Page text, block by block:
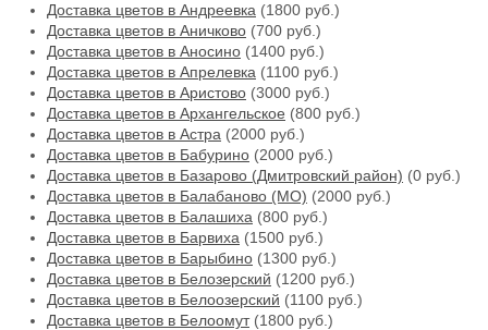
Доставка цветов в Андреевка (1800 руб.)
Доставка цветов в Аничково (700 руб.)
Доставка цветов в Аносино (1400 руб.)
Доставка цветов в Апрелевка (1100 руб.)
Доставка цветов в Аристово (3000 руб.)
Доставка цветов в Архангельское (800 руб.)
Доставка цветов в Астра (2000 руб.)
Доставка цветов в Бабурино (2000 руб.)
Доставка цветов в Базарово (Дмитровский район) (0 руб.)
Доставка цветов в Балабаново (МО) (2000 руб.)
Доставка цветов в Балашиха (800 руб.)
Доставка цветов в Барвиха (1500 руб.)
Доставка цветов в Барыбино (1300 руб.)
Доставка цветов в Белозерский (1200 руб.)
Доставка цветов в Белоозерский (1100 руб.)
Доставка цветов в Белоомут(1800 руб.)